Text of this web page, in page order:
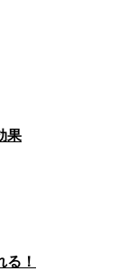
果
！